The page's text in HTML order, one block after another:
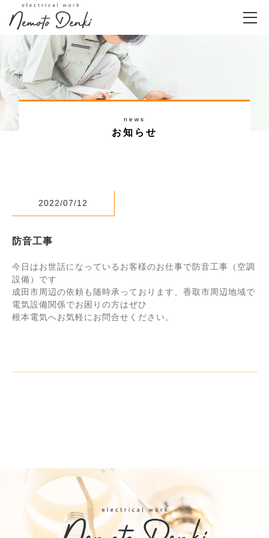
news
お知らせ
2022/07/12
防音工事
今日はお世話になっているお客様のお仕事で防音工事（空調
設備）です
成田市周辺の依頼も随時承っております、香取市周辺地域で
電気設備関係でお困りの方はぜひ
根本電気へお気軽にお問合せください。